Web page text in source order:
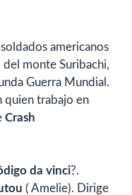
americanos
del monte Suribachi,
Guerra Mundial.
quien trabajo en
Crash
da vinci?.
( Amelie). Dirige